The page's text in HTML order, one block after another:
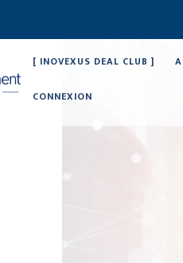
[ INOVEXUS DEAL CLUB ]
CONNEXION